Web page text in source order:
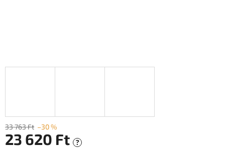
33 763 Ft –30 %
23 620 Ft ?